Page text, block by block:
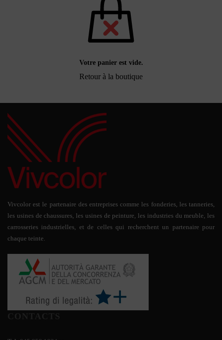
Votre panier est vide.
Retour à la boutique
Vivcolor est le partenaire des entreprises comme les fonderies, les tanneries,
les usines de chaussures, les usines de peinture, les industries du meuble, les
carrosseries industrielles, et de celles qui recherchent un partenaire pour
chaque teinte.